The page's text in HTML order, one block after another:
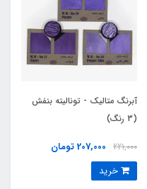
آبرنگ متالیک - تونالیته بنفش
(3 رنگ)
221,000 207,000 تومان